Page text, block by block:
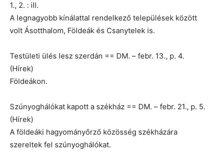
1., 2. : ill.
A legnagyobb kínálattal rendelkező települések között
volt Ásotthalom, Földeák és Csanytelek is.
Testületi ülés lesz szerdán == DM. – febr. 13., p. 4.
(Hírek)
Földeákon.
Szúnyoghálókat kapott a székház == DM. – febr. 21., p. 5.
(Hírek)
A földeáki hagyományőrző közösség székházára
szereltek fel szúnyoghálókat.